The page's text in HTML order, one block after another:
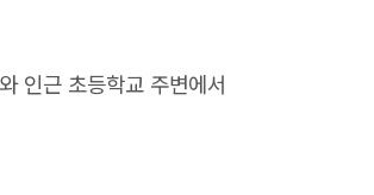
인근 초등학교 주변에서